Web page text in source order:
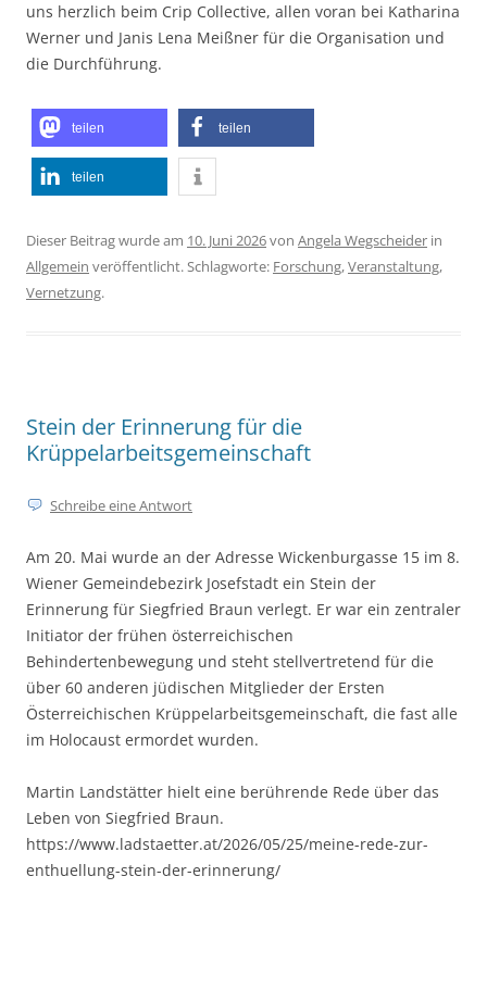
uns herzlich beim Crip Collective, allen voran bei Katharina
Werner und Janis Lena Meißner für die Organisation und
die Durchführung.
teilen teilen
teilen
Dieser Beitrag wurde am 10. Juni 2026von Angela Wegscheider in
Allgemein veröffentlicht. Schlagworte: Forschung,Veranstaltung,
Vernetzung.
Stein der Erinnerung für die
Krüppelarbeitsgemeinschaft
Schreibe eine Antwort
Am 20. Mai wurde an der Adresse Wickenburgasse 15 im 8.
Wiener Gemeindebezirk Josefstadt ein Stein der
Erinnerung für Siegfried Braun verlegt. Er war ein zentraler
Initiator der frühen österreichischen
Behindertenbewegung und steht stellvertretend für die
über 60 anderen jüdischen Mitglieder der Ersten
Österreichischen Krüppelarbeitsgemeinschaft, die fast alle
im Holocaust ermordet wurden.
Martin Landstätter hielt eine berührende Rede über das
Leben von Siegfried Braun.
https://www.ladstaetter.at/2026/05/25/meine-rede-zur-
enthuellung-stein-der-erinnerung/